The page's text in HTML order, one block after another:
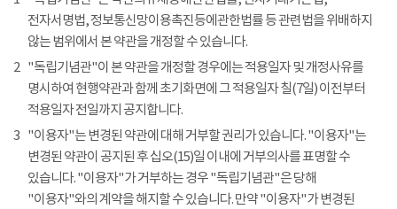
전자서명법, 정보통신망이용촉진등에관한법률 등 관련법을 위배하지
않는 범위에서 본 약관을 개정할 수 있습니다.
2 "독립기념관"이 본 약관을 개정할 경우에는 적용일자 및 개정사유를
명시하여 현행약관과 함께 초기화면에 그 적용일자 칠(7일) 이전부터
적용일자 전일까지 공지합니다.
3 "이용자"는 변경된 약관에 대해 거부할 권리가 있습니다. "이용자"는
변경된 약관이 공지된 후 십오(15)일 이내에 거부의사를 표명할 수
있습니다. "이용자"가 거부하는 경우 "독립기념관"은 당해
"이용자"와의 계약을 해지할 수 있습니다. 만약 "이용자"가 변경된